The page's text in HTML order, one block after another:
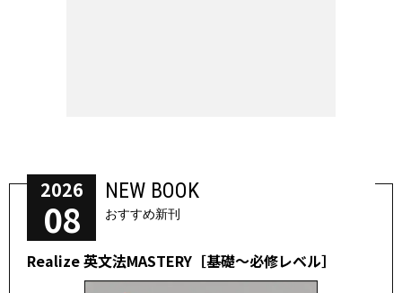
2026
08
NEW BOOK
おすすめ新刊
Realize 英文法MASTERY［基礎～必修レベル］